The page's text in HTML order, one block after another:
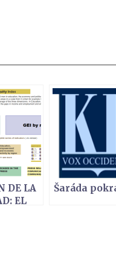
DE LA
EL
Šaráda